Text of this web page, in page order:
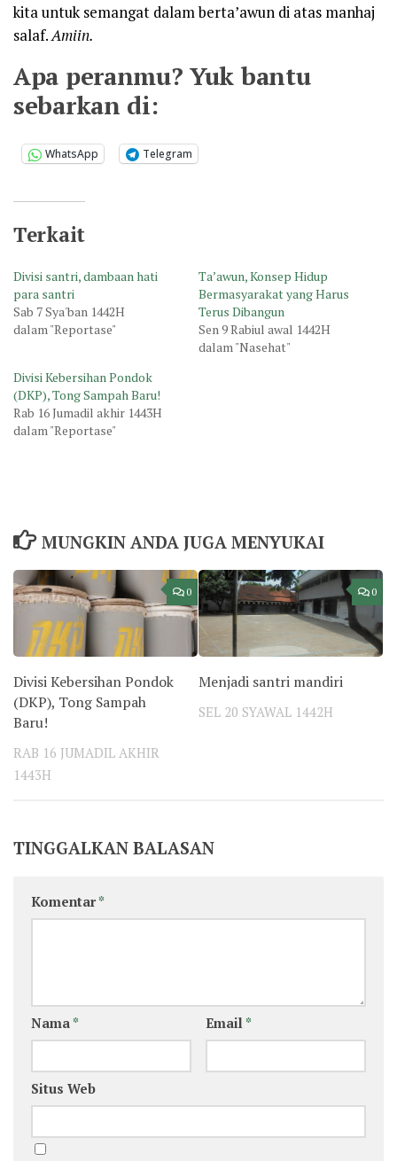
kita untuk semangat dalam berta’awun di atas manhaj
salaf.Amiin.
Apa peranmu? Yuk bantu
sebarkan di:
WhatsApp Telegram
Terkait
Divisi santri, dambaan hati
para santri
Sab 7 Sya'ban 1442H
dalam "Reportase"
Ta’awun, Konsep Hidup
Bermasyarakat yang Harus
Terus Dibangun
Sen 9 Rabiul awal 1442H
dalam "Nasehat"
Divisi Kebersihan Pondok
(DKP), Tong Sampah Baru!
Rab 16 Jumadil akhir 1443H
dalam "Reportase"
MUNGKIN ANDA JUGA MENYUKAI
0
Divisi Kebersihan Pondok
(DKP), Tong Sampah
Baru!
RAB 16 JUMADIL AKHIR
1443H
0
Menjadi santri mandiri
SEL 20 SYAWAL 1442H
TINGGALKAN BALASAN
Komentar*
Nama * Email *
Situs Web